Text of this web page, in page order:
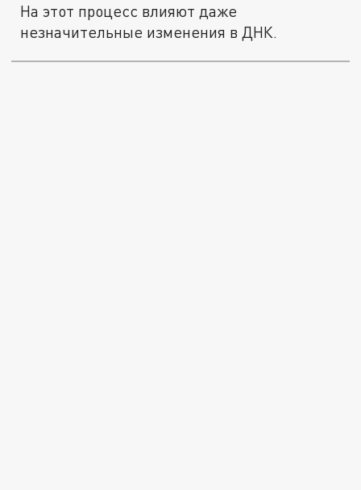
На этот процесс влияют даже
незначительные изменения в ДНК.